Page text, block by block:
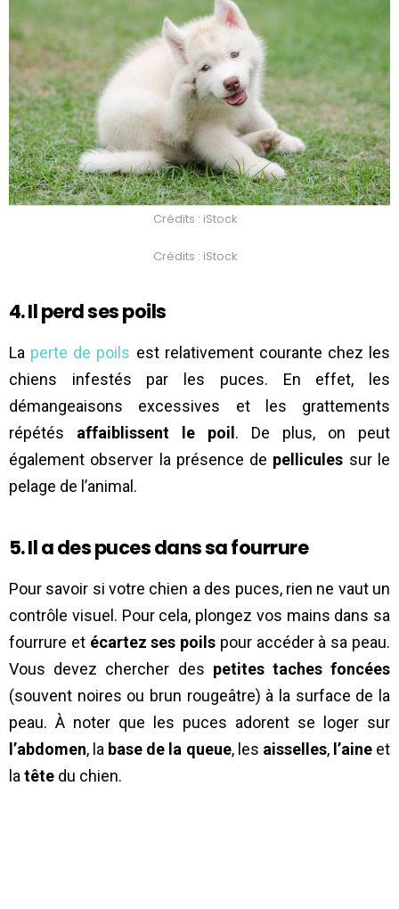
Crédits : iStock
Crédits : iStock
4. Il perd ses poils
La perte de poils est relativement courante chez les
chiens infestés par les puces. En effet, les
démangeaisons excessives et les grattements
répétés affaiblissent le poil . De plus, on peut
également observer la présence de pellicules sur le
pelage de l’animal.
5. Il a des puces dans sa fourrure
Pour savoir si votre chien a des puces, rien ne vaut un
contrôle visuel. Pour cela, plongez vos mains dans sa
fourrure et écartez ses poils pour accéder à sa peau.
Vous devez chercher des petites taches foncées
(souvent noires ou brun rougeâtre) à la surface de la
peau. À noter que les puces adorent se loger sur
l’abdomen, la base de la queue, les aisselles, l’aineet
la tête du chien.